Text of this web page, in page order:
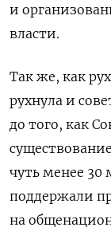
и
власти.
Так же, как
рухнула и
до того, как
чуть менее
поддержали
на